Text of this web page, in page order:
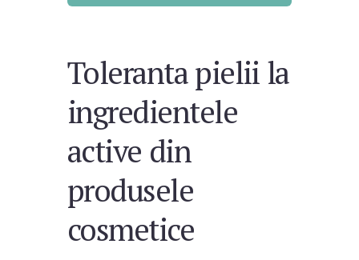
Toleranta pielii la
ingredientele
active din
produsele
cosmetice